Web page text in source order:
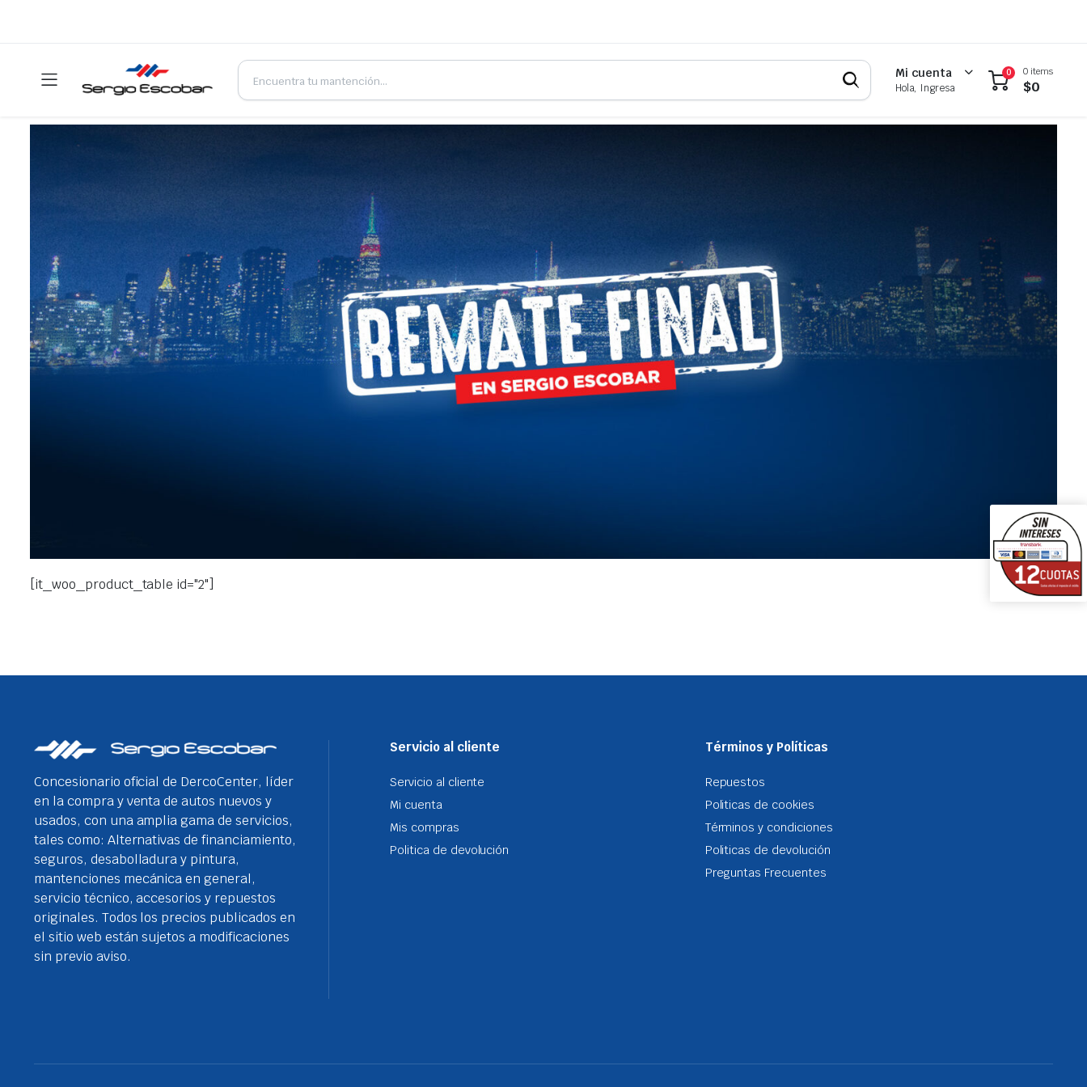
Mi cuenta
Hola, Ingresa
0 0 items
$0
[it_woo_product_table id="2"]
Concesionario oficial de DercoCenter, líder
en la compra y venta de autos nuevos y
usados, con una amplia gama de servicios,
tales como: Alternativas de financiamiento,
seguros, desabolladura y pintura,
mantenciones mecánica en general,
servicio técnico, accesorios y repuestos
originales. Todos los precios publicados en
el sitio web están sujetos a modificaciones
sin previo aviso.
Servicio al cliente
Servicio al cliente
Mi cuenta
Mis compras
Politica de devolución
Términos y Políticas
Repuestos
Politicas de cookies
Términos y condiciones
Politicas de devolución
Preguntas Frecuentes